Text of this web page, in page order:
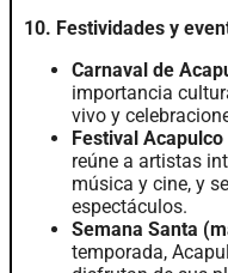
10. Festividades y
Carnaval de
importancia
vivo y
Festival
reúne a artistas
música y cine, y
espectáculos.
Semana Santa
temporada,